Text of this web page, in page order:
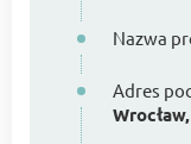
Nazwa
Adres